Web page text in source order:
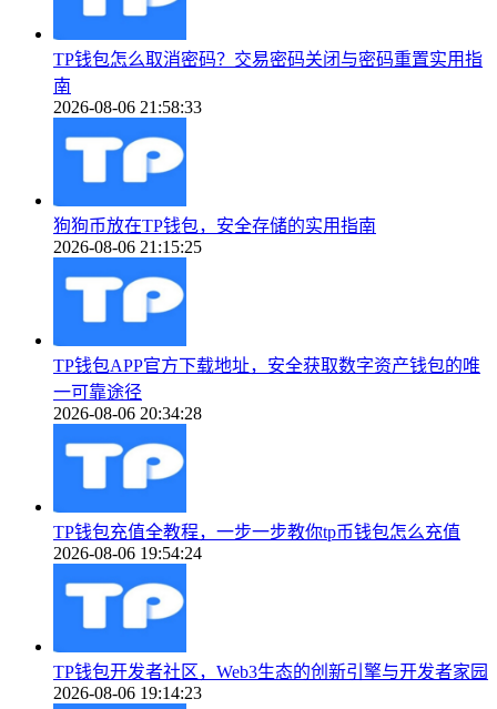
TP钱包怎么取消密码？交易密码关闭与密码重置实用指
南
2026-08-06 21:58:33
狗狗币放在TP钱包，安全存储的实用指南
2026-08-06 21:15:25
TP钱包APP官方下载地址，安全获取数字资产钱包的唯
一可靠途径
2026-08-06 20:34:28
TP钱包充值全教程，一步一步教你tp币钱包怎么充值
2026-08-06 19:54:24
TP钱包开发者社区，Web3生态的创新引擎与开发者家园
2026-08-06 19:14:23